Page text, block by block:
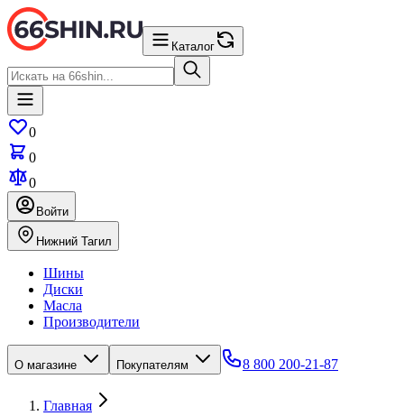
Каталог
0
0
0
Войти
Нижний Тагил
Шины
Диски
Масла
Производители
О магазине Покупателям 8 800 200-21-87
Главная